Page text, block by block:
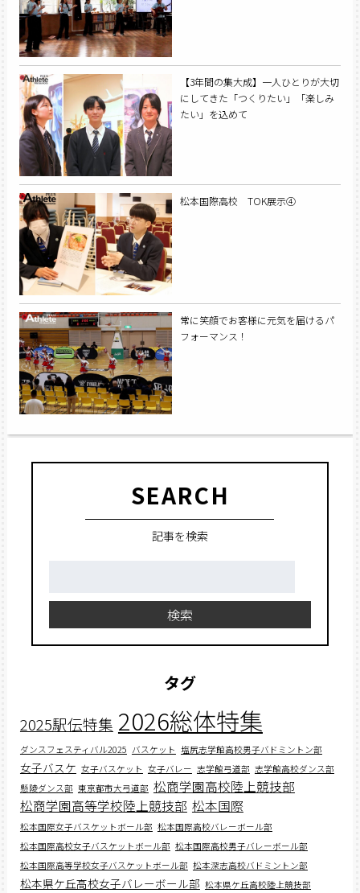
【3年間の集大成】一人ひとりが大切
にしてきた「つくりたい」「楽しみ
たい」を込めて
松本国際高校 TOK展示④
常に笑顔でお客様に元気を届けるパ
フォーマンス！
SEARCH
記事を検索
検索
タグ
2025駅伝特集 2026総体特集
ダンスフェスティバル2025 バスケット 塩尻志学館高校男子バドミントン部
女子バスケ 女子バスケット 女子バレー 志学館弓道部 志学館高校ダンス部
懸陵ダンス部 東京都市大弓道部 松商学園高校陸上競技部
松商学園高等学校陸上競技部 松本国際
松本国際女子バスケットボール部 松本国際高校バレーボール部
松本国際高校女子バスケットボール部 松本国際高校男子バレーボール部
松本国際高等学校女子バスケットボール部 松本深志高校バドミントン部
松本県ケ丘高校女子バレーボール部 松本県ケ丘高校陸上競技部